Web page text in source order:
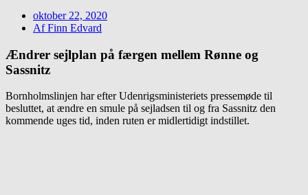
oktober 22, 2020
AfFinn Edvard
Ændrer sejlplan på færgen mellem Rønne og
Sassnitz
Bornholmslinjen har efter Udenrigsministeriets pressemøde til
besluttet, at ændre en smule på sejladsen til og fra Sassnitz den
kommende uges tid, inden ruten er midlertidigt indstillet.